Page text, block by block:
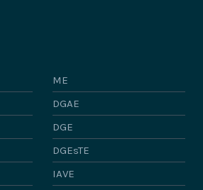
ME
DGAE
DGE
DGEsTE
IAVE